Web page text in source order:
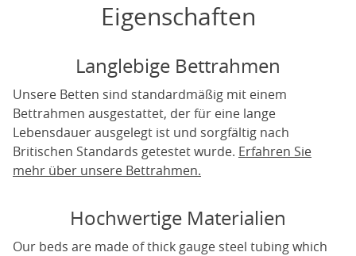
Eigenschaften
Langlebige Bettrahmen
Unsere Betten sind standardmäßig mit einem
Bettrahmen ausgestattet, der für eine lange
Lebensdauer ausgelegt ist und sorgfältig nach
Britischen Standards getestet wurde. Erfahren Sie
mehr über unsere Bettrahmen.
Hochwertige Materialien
Our beds are made of thick gauge steel tubing which